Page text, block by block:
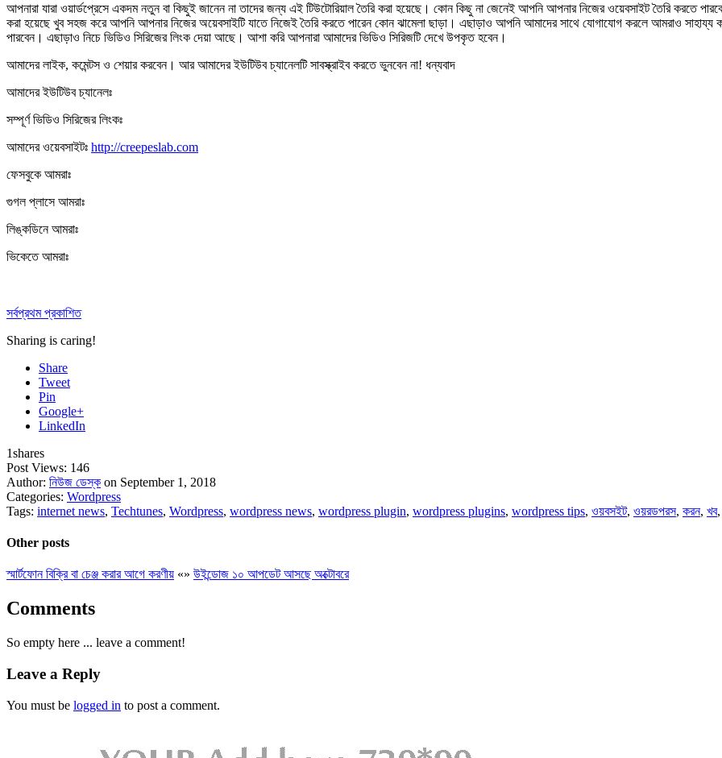
আপনারা যারা ওয়ার্ডপ্রেসে একদম নতুন বা কিছুই জানেন না তাদের জন্য এই টিউটোরিয়াল তৈরি করা হয়েছে। কোন কিছু না জেনেই আপনি আপনার নিজের ওয়েবসাইট তৈরি করতে
করা হয়েছে খুব সহজ করে আপনি আপনার নিজের অয়েবসাইটি যাতে নিজেই তৈরি করতে পারেন কোন ঝামেলা ছাড়া। এছাড়াও আপনি আমাদের সাথে যোগাযোগ করলে আমরাও
পারবেন। এছাড়াও নিচে ভিডিও সিরিজের লিংক দেয়া আছে। আশা করি আপনারা আমাদের ভিডিও সিরিজটি দেখে উপকৃত হবেন।
আমাদের লাইক, কমেন্টস ও শেয়ার করবেন। আর আমাদের ইউটিউব চ্যানেলটি সাবস্ক্রাইব করতে ভুনবেন না! ধন্যবাদ
আমাদের ইউটিউব চ্যানেলঃ
সম্পূর্ণ ভিডিও সিরিজের লিংকঃ
আমাদের ওয়েবসাইটঃ http://creepeslab.com
ফেসবুকে আমরাঃ
গুগল প্লাসে আমরাঃ
লিঙ্কডিনে আমরাঃ
ভিকেতে আমরাঃ
সর্বপ্রথম প্রকাশিত
Sharing is caring!
Share
Tweet
Pin
Google+
LinkedIn
1shares
Post Views: 146
Author: নিউজ ডেস্ক on September 1, 2018
Categories: Wordpress
Tags: internet news, Techtunes, Wordpress, wordpress news, wordpress plugin, wordpress plugins, wordpress tips, ওয়বসইট, ওয়রডপরস, করন, খব
Other posts
স্মার্টফোন বিক্রি বা চেঞ্জ করার আগে করণীয় «» উইন্ডোজ ১০ আপডেট আসছে অক্টোবরে
Comments
So empty here ... leave a comment!
Leave a Reply
You must be logged in to post a comment.